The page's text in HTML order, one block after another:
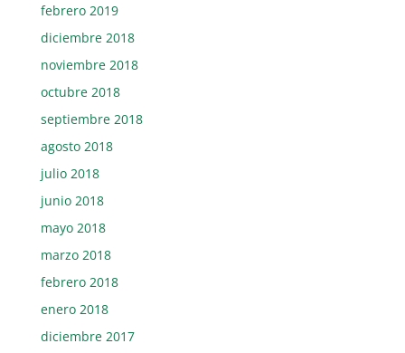
febrero 2019
diciembre 2018
noviembre 2018
octubre 2018
septiembre 2018
agosto 2018
julio 2018
junio 2018
mayo 2018
marzo 2018
febrero 2018
enero 2018
diciembre 2017